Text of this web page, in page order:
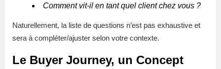
Comment vit-il en tant quel client chez vous ?
Naturellement, la liste de questions n’est pas exhaustive et
sera à compléter/ajuster selon votre contexte.
Le Buyer Journey, un Concept